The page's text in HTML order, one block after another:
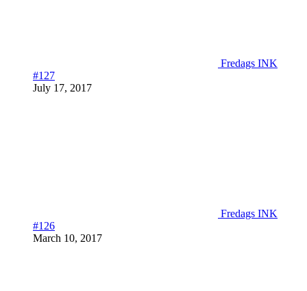
Fredags INK
#127
July 17, 2017
Fredags INK
#126
March 10, 2017